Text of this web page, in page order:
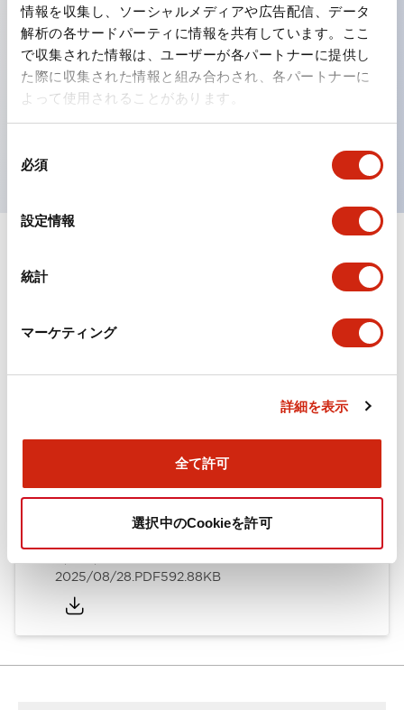
情報を収集し、ソーシャルメディアや広告配信、データ
解析の各サードパーティに情報を共有しています。ここ
で収集された情報は、ユーザーが各パートナーに提供し
た際に収集された情報と組み合わされ、各パートナーに
よって使用されることがあります。
必須
設定情報
統計
マーケティング
詳細を表示
全て許可
選択中のCookieを許可
工作機械や産業機械を上下左右に頻繁に方向転換させると
きに、迅速・確実かつ自由自在にコントロールすることが
できます。
各方向のレバー動作は用途に合わせて組み合わせ自由
操作レバーをセンタ位置でロックできるインタロック付
ドキュメントとファイル
カタログ CAD
ARN形モノレバースイッチ／CSシリーズカムスイッチ
2025/08/28.PDF1.20MB
2025/08/28.PDF592.88KB